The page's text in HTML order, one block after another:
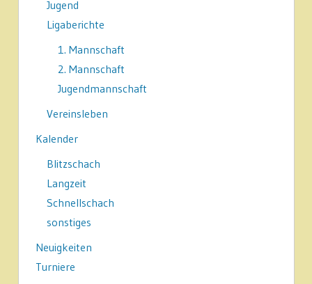
Jugend
Ligaberichte
1. Mannschaft
2. Mannschaft
Jugendmannschaft
Vereinsleben
Kalender
Blitzschach
Langzeit
Schnellschach
sonstiges
Neuigkeiten
Turniere